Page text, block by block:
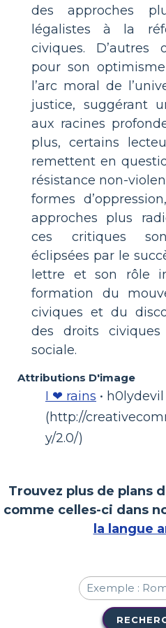
des approches
légalistes à la
civiques.
pour son
l’arc moral de
justice, suggérant
aux racines
plus, certains
remettent en
résistance non-
formes
approches plus
ces critiques
éclipsées par le
lettre et son rôle
formation du
civiques et du
des droits
sociale.
Attributions D'image
I ❤ rains •
(http://
y/2.0/)
Trouvez plus de plans
comme celles-ci dans
la langue